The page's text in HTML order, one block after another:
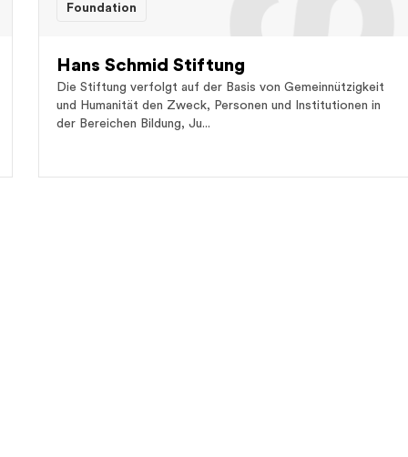
Foundation
Hans Schmid Stiftung
Die Stiftung verfolgt auf der Basis von Gemeinnützigkeit
und Humanität den Zweck, Personen und Institutionen in
der Bereichen Bildung, Ju...